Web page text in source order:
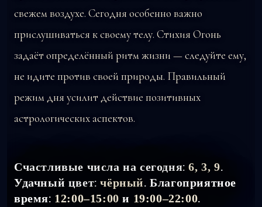
свежем воздухе. Сегодня особенно важно
прислушиваться к своему телу. Стихия Огонь
задаёт определённый ритм жизни — следуйте ему,
не идите против своей природы. Правильный
режим дня усилит действие позитивных
астрологических аспектов.
Счастливые числа на сегодня:6, 3, 9.
Удачный цвет:чёрный. Благоприятное
время: 12:00–15:00 и 19:00–22:00.